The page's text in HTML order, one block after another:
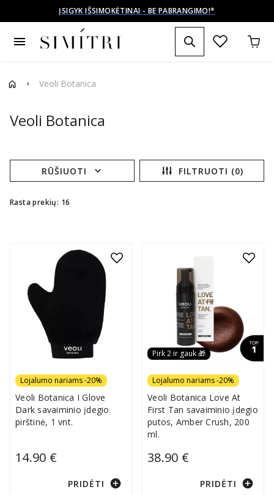
ĮSIGYK IŠSIMOKĖTINAI - BE PABRANGIMO!*
menu
arrow_right Veoli Botanica
Veoli Botanica
RŪŠIUOTI expand_more FILTRUOTI (0)
Rasta prekių: 16
Lojalumo nariams -20%
Veoli Botanica I Glove
Dark savaiminio įdegio
pirštinė, 1 vnt.
14.90 €
PRIDĖTI add_circle
Pirk 2 ir gauk 🎁
Lojalumo nariams -20%
Veoli Botanica Love At
First Tan savaiminio įdegio
putos, Amber Crush, 200
ml.
38.90 €
PRIDĖTI add_circle